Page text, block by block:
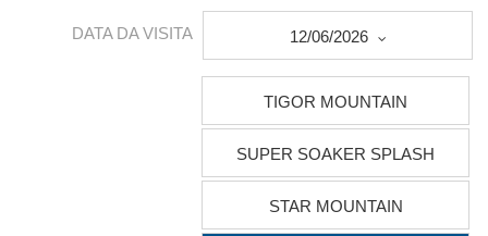
DATA DA VISITA 12/06/2026
TIGOR MOUNTAIN
SUPER SOAKER SPLASH
STAR MOUNTAIN